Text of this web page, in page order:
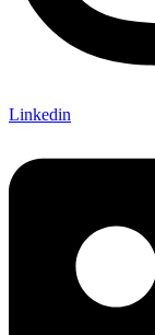
Linkedin